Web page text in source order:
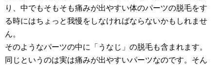
り、中でもそもそも痛みが出やすい体のパーツの脱毛をす
る時にはちょっと我慢をしなければならないかもしれませ
ん。
そのようなパーツの中に「うなじ」の脱毛も含まれます。
同じというのは実は痛みが出やすいパーツなのです。そん